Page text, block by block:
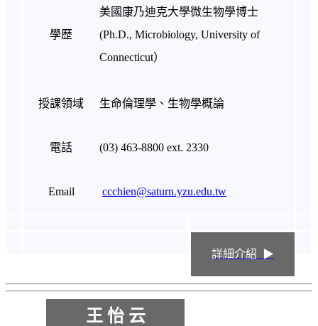
學歷
美國康乃迪克大學微生物學博士
(Ph.D., Microbiology, University of
Connecticut）
授課領域 生命倫理學、生物學概論
電話 (03) 463-8800 ext. 2330
Email ccchien@saturn.yzu.edu.tw
詳細介紹 ▶
王 怡 云